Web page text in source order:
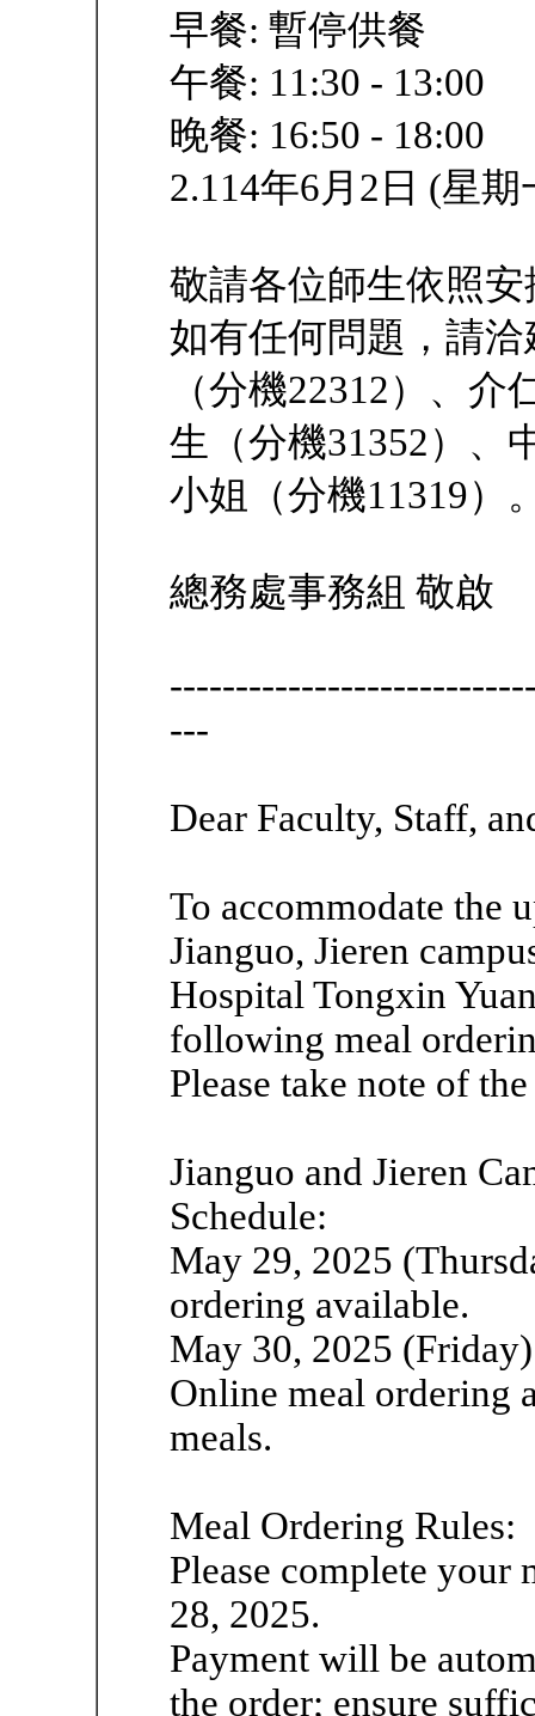
早餐: 暫停供餐
午餐: 11:30 - 13:00
晚餐: 16:50 - 18:00
2.114年6月2日 (星
敬請各位師生依照
如有任何問題，請
（分機22312）、
生（分機31352）、
小姐（分機11319）
總務處事務組 敬啟
---
Dear Faculty, Staff,
To accommodate the
Jianguo, Jieren
Hospital Tongxin
following meal
Please take note of
Jianguo and Jieren
Schedule:
May 29, 2025
ordering available.
May 30, 2025
Online meal ordering
meals.
Meal Ordering Rules:
Please complete your
28, 2025.
Payment will be
the order; ensure